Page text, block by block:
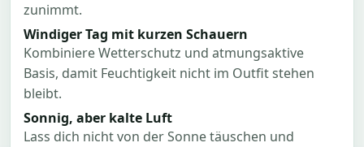
zunimmt.
Windiger Tag mit kurzen Schauern
Kombiniere Wetterschutz und atmungsaktive
Basis, damit Feuchtigkeit nicht im Outfit stehen
bleibt.
Sonnig, aber kalte Luft
Lass dich nicht von der Sonne täuschen und